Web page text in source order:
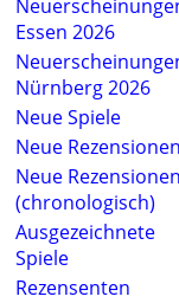
Essen 2026
Nürnberg 2026
Neue Spiele
Neue Rezensionen
Neue Rezensionen
(chronologisch)
Ausgezeichnete
Spiele
Rezensenten